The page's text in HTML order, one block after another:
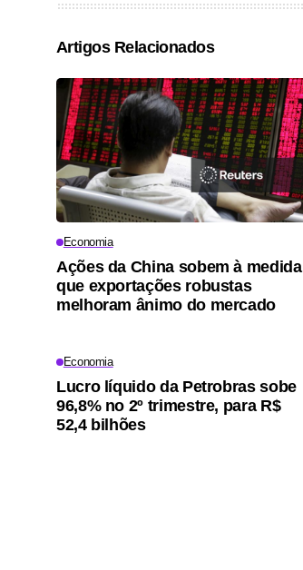
Artigos Relacionados
Economia
Ações da China sobem à medida
que exportações robustas
melhoram ânimo do mercado
Economia
Lucro líquido da Petrobras sobe
96,8% no 2º trimestre, para R$
52,4 bilhões